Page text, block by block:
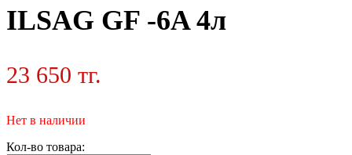
ILSAG GF -6A 4л
23 650 тг.
Нет в наличии
Кол-во товара: